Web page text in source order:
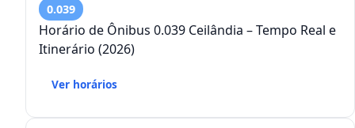
0.039
Horário de Ônibus 0.039 Ceilândia – Tempo Real e
Itinerário (2026)
Ver horários